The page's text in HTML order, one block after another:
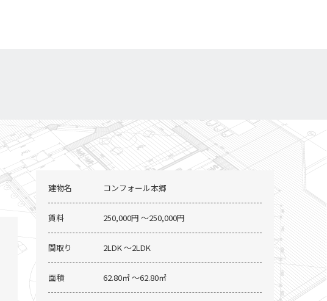
2 / 3
建物名 コンフォール本郷
賃料 250,000円 〜250,000円
間取り 2LDK 〜2LDK
面積 62.80㎡ 〜62.80㎡